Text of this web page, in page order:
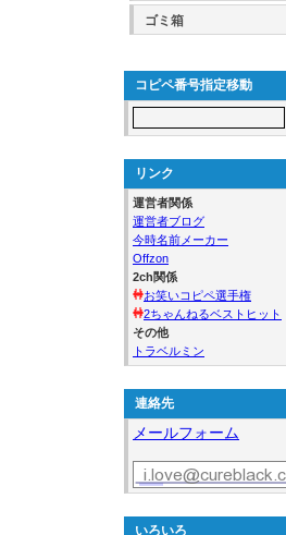
ゴミ箱
コピペ番号指定移動
リンク
運営者関係
運営者ブログ
今時名前メーカー
Offzon
2ch関係
お笑いコピペ選手権
2ちゃんねるベストヒット
その他
トラベルミン
連絡先
メールフォーム
いろいろ